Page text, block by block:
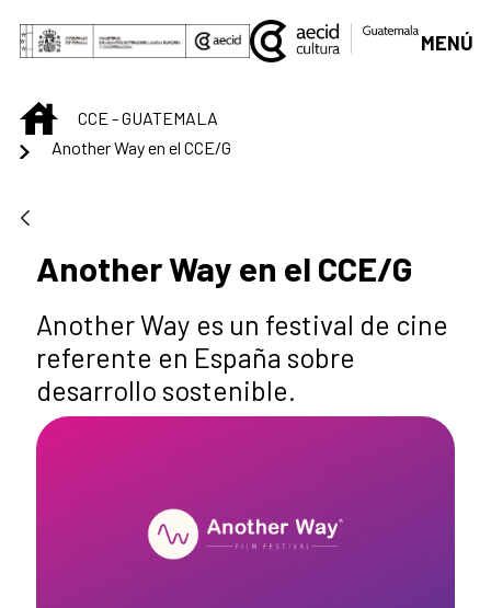
Saltar al contenido principal
MENÚ
INICIOCCE - GUATEMALA
Another Way en el CCE/G
Another Way en el CCE/G
Another Way es un festival de cine
referente en España sobre
desarrollo sostenible.